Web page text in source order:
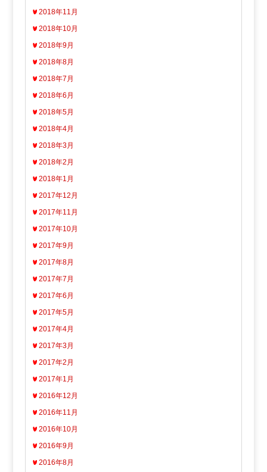
2018年11月
2018年10月
2018年9月
2018年8月
2018年7月
2018年6月
2018年5月
2018年4月
2018年3月
2018年2月
2018年1月
2017年12月
2017年11月
2017年10月
2017年9月
2017年8月
2017年7月
2017年6月
2017年5月
2017年4月
2017年3月
2017年2月
2017年1月
2016年12月
2016年11月
2016年10月
2016年9月
2016年8月